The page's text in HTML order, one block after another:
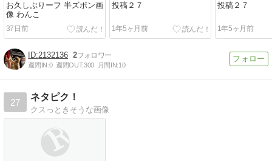
お久しぶりーフ 半ズボン画
像 わんこ
37日前
投稿２７
1年5ヶ月前
投稿２７
1年5ヶ月前
2132136 2
週間IN:0 週間OUT:300 月間IN:10
27
ネタピク！
クスっときそうな画像